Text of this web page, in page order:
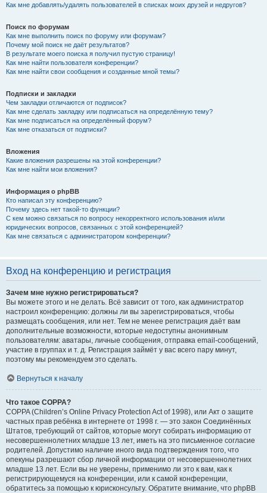
Как мне добавлять/удалять пользователей в списках моих друзей и недругов?
Поиск по форумам
Как мне выполнить поиск по форуму или форумам?
Почему мой поиск не даёт результатов?
В результате моего поиска я получил пустую страницу!
Как мне найти пользователя конференции?
Как мне найти свои сообщения и созданные мной темы?
Подписки и закладки
Чем закладки отличаются от подписок?
Как мне сделать закладку или подписаться на определённую тему?
Как мне подписаться на определённый форум?
Как мне отказаться от подписки?
Вложения
Какие вложения разрешены на этой конференции?
Как мне найти мои вложения?
Информация о phpBB
Кто написал эту конференцию?
Почему здесь нет такой-то функции?
С кем можно связаться по вопросу некорректного использования и/или
юридических вопросов, связанных с этой конференцией?
Как мне связаться с администратором конференции?
Вход на конференцию и регистрация
Зачем мне нужно регистрироваться?
Вы можете этого и не делать. Всё зависит от того, как администратор
настроил конференцию: должны ли вы зарегистрироваться, чтобы
размещать сообщения, или нет. Тем не менее регистрация даёт вам
дополнительные возможности, которые недоступны анонимным
пользователям: аватары, личные сообщения, отправка email-сообщений,
участие в группах и т. д. Регистрация займёт у вас всего пару минут,
поэтому мы рекомендуем это сделать.
Вернуться к началу
Что такое COPPA?
COPPA (Children’s Online Privacy Protection Act of 1998), или Акт о защите
частных прав ребёнка в интернете от 1998 г. — это закон Соединённых
Штатов, требующий от сайтов, которые могут собирать информацию от
несовершеннолетних младше 13 лет, иметь на это письменное согласие
родителей. Допустимо наличие иного вида подтверждения того, что
опекуны разрешают сбор личной информации от несовершеннолетних
младше 13 лет. Если вы не уверены, применимо ли это к вам, как к
регистрирующемуся на конференции, или к самой конференции,
обратитесь за помощью к юрисконсульту. Обратите внимание, что phpBB